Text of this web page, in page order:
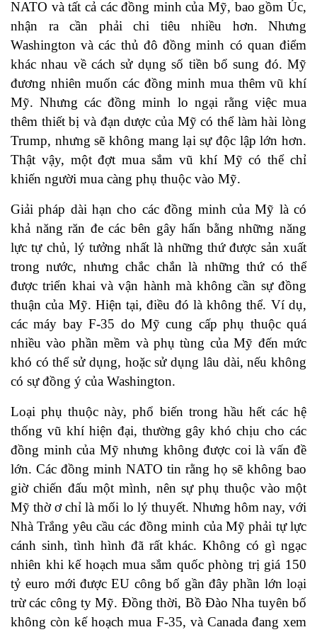
NATO và tất cả các đồng minh của Mỹ, bao gồm Úc,
nhận ra cần phải chi tiêu nhiều hơn. Nhưng
Washington và các thủ đô đồng minh có quan điểm
khác nhau về cách sử dụng số tiền bổ sung đó. Mỹ
đương nhiên muốn các đồng minh mua thêm vũ khí
Mỹ. Nhưng các đồng minh lo ngại rằng việc mua
thêm thiết bị và đạn dược của Mỹ có thể làm hài lòng
Trump, nhưng sẽ không mang lại sự độc lập lớn hơn.
Thật vậy, một đợt mua sắm vũ khí Mỹ có thể chỉ
khiến người mua càng phụ thuộc vào Mỹ.
Giải pháp dài hạn cho các đồng minh của Mỹ là có
khả năng răn đe các bên gây hấn bằng những năng
lực tự chủ, lý tưởng nhất là những thứ được sản xuất
trong nước, nhưng chắc chắn là những thứ có thể
được triển khai và vận hành mà không cần sự đồng
thuận của Mỹ. Hiện tại, điều đó là không thể. Ví dụ,
các máy bay F-35 do Mỹ cung cấp phụ thuộc quá
nhiều vào phần mềm và phụ tùng của Mỹ đến mức
khó có thể sử dụng, hoặc sử dụng lâu dài, nếu không
có sự đồng ý của Washington.
Loại phụ thuộc này, phổ biến trong hầu hết các hệ
thống vũ khí hiện đại, thường gây khó chịu cho các
đồng minh của Mỹ nhưng không được coi là vấn đề
lớn. Các đồng minh NATO tin rằng họ sẽ không bao
giờ chiến đấu một mình, nên sự phụ thuộc vào một
Mỹ thờ ơ chỉ là mối lo lý thuyết. Nhưng hôm nay, với
Nhà Trắng yêu cầu các đồng minh của Mỹ phải tự lực
cánh sinh, tình hình đã rất khác. Không có gì ngạc
nhiên khi kế hoạch mua sắm quốc phòng trị giá 150
tỷ euro mới được EU công bố gần đây phần lớn loại
trừ các công ty Mỹ. Đồng thời, Bồ Đào Nha tuyên bố
không còn kế hoạch mua F-35, và Canada đang xem